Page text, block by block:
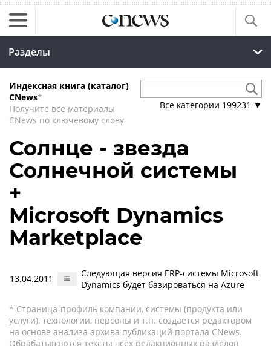
Разделы
Индексная книга (каталог)
CNews*
Получите все материалы
CNews по ключевому слову
Все категории 199231 ▼
Солнце - звезда
Солнечной системы
+
Microsoft Dynamics
Marketplace
13.04.2011
Следующая версия ERP-системы Microsoft
Dynamics будет базироваться на Azure
* Страница-профиль компании, системы (продукта или
услуги), технологии, персоны и т.п. создается редактором
на основе анализа архива публикаций портала CNews.
Обрабатываются тексты всех редакционных разделов